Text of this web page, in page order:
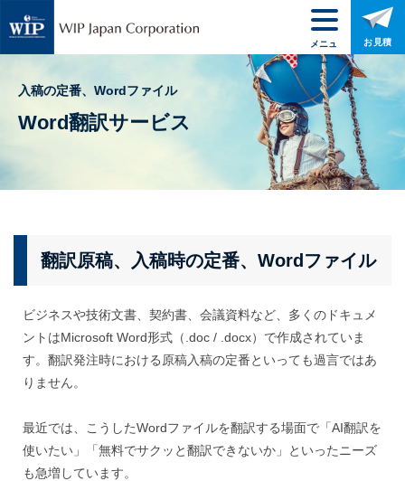
Word翻訳サービス
入稿の定番、Wordファイル
翻訳原稿、入稿時の定番、Wordファイル
ビジネスや技術文書、契約書、会議資料など、多くのドキュメ
ントはMicrosoft Word形式（.doc / .docx）で作成されていま
す。翻訳発注時における原稿入稿の定番といっても過言ではあ
りません。
最近では、こうしたWordファイルを翻訳する場面で「AI翻訳を
使いたい」「無料でサクッと翻訳できないか」といったニーズ
も急増しています。
メニュ
ー
お見積